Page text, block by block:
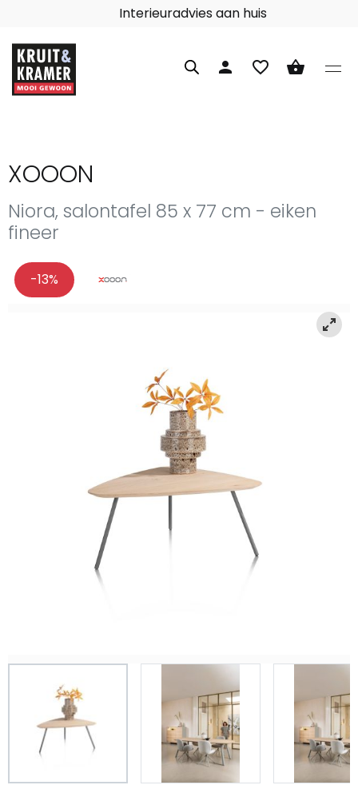
Interieuradvies aan huis
person favorite_border shopping_basket
XOOON
Niora, salontafel 85 x 77 cm - eiken
fineer
-13%